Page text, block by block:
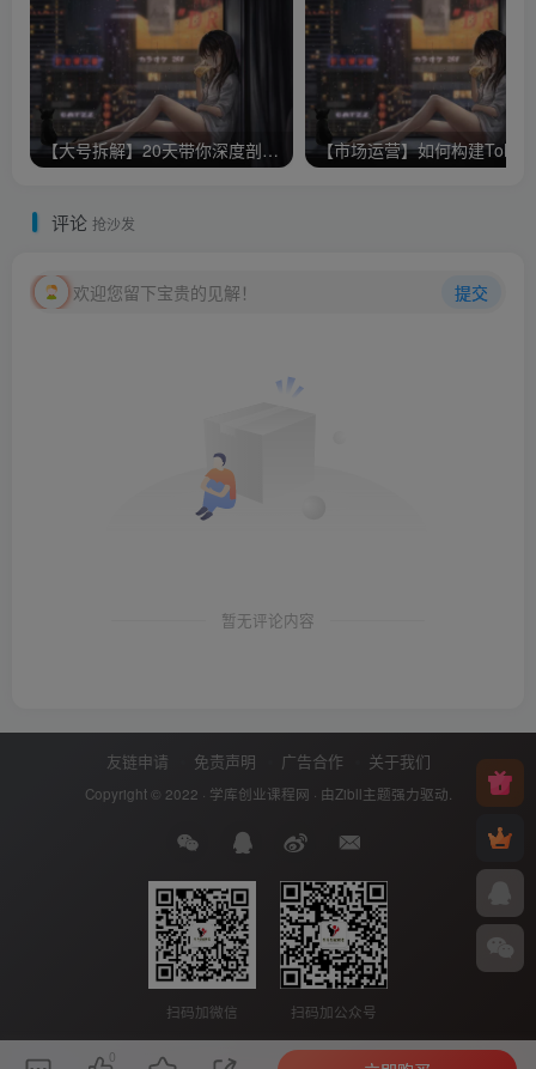
【大号拆解】20天带你深度剖析40个顶级微信公众号
评论 抢沙发
欢迎您留下宝贵的见解！ 提交
暂无评论内容
友链申请 免责声明 广告合作 关于我们
Copyright © 2022 · 学库创业课程网 · 由Zibll主题强力驱动.
扫码加微信 扫码加公众号
0